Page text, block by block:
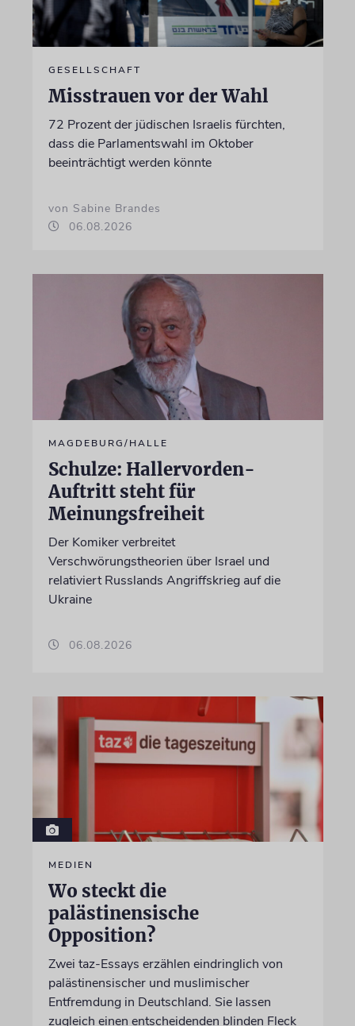
GESELLSCHAFT
Misstrauen vor der Wahl
72 Prozent der jüdischen Israelis fürchten,
dass die Parlamentswahl im Oktober
beeinträchtigt werden könnte
von Sabine Brandes
06.08.2026
MAGDEBURG/HALLE
Schulze: Hallervorden-
Auftritt steht für
Meinungsfreiheit
Der Komiker verbreitet
Verschwörungstheorien über Israel und
relativiert Russlands Angriffskrieg auf die
Ukraine
06.08.2026
MEDIEN
Wo steckt die
palästinensische
Opposition?
Zwei taz-Essays erzählen eindringlich von
palästinensischer und muslimischer
Entfremdung in Deutschland. Sie lassen
zugleich einen entscheidenden blinden Fleck